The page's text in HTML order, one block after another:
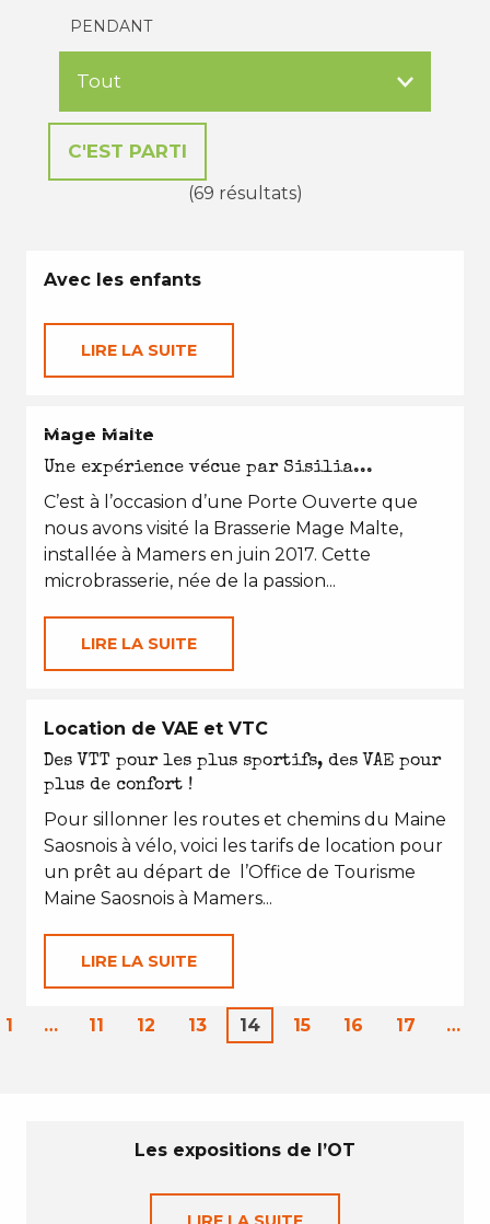
PENDANT
(69 résultats)
Avec les enfants
LIRE LA SUITE
EN TOUTES SAISONS
Mage Malte
Une expérience vécue par Sisilia...
C’est à l’occasion d’une Porte Ouverte que
nous avons visité la Brasserie Mage Malte,
installée à Mamers en juin 2017. Cette
microbrasserie, née de la passion...
LIRE LA SUITE
Location de VAE et VTC
Des VTT pour les plus sportifs, des VAE pour
plus de confort !
Pour sillonner les routes et chemins du Maine
Saosnois à vélo, voici les tarifs de location pour
un prêt au départ de l’Office de Tourisme
Maine Saosnois à Mamers...
LIRE LA SUITE
1 … 11 12 13 14 15 16 17 …
Les expositions de l’OT